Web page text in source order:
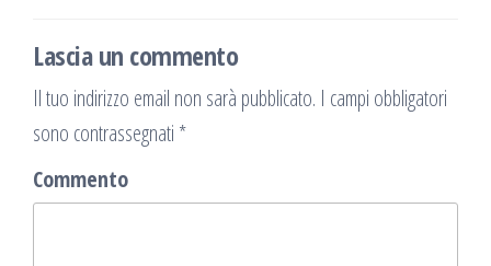
Lascia un commento
Il tuo indirizzo email non sarà pubblicato. I campi obbligatori
sono contrassegnati *
Commento